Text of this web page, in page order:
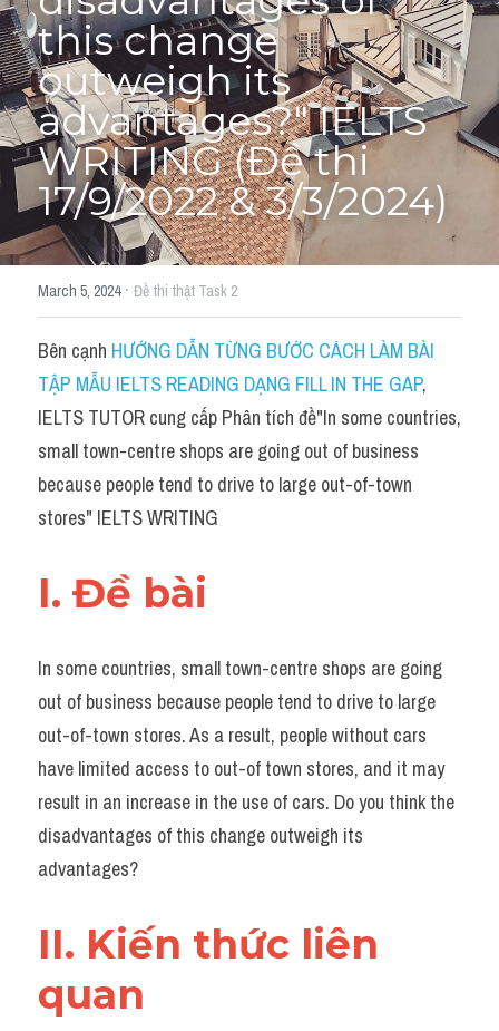
Du học Cấp Ba
Đề thi thật Task 1
Adv
Cách dùng từ
Task 1
Phân biệt từ
Advice
IELTS Advice
Đề thi thật Task 2
Speaking
Writing
Vocabulary
this change
outweigh its
advantages?" IELTS
WRITING (Đề thi
17/9/2022 & 3/3/2024)
March 5, 2024· Đề thi thật Task 2
Bên cạnh HƯỚNG DẪN TỪNG BƯỚC CÁCH LÀM BÀI
TẬP MẪU IELTS READING DẠNG FILL IN THE GAP,
IELTS TUTOR cung cấp Phân tích đề"In some countries,
small town-centre shops are going out of business
because people tend to drive to large out-of-town
stores" IELTS WRITING
I. Đề bài
In some countries, small town-centre shops are going
out of business because people tend to drive to large
out-of-town stores. As a result, people without cars
have limited access to out-of town stores, and it may
result in an increase in the use of cars. Do you think the
disadvantages of this change outweigh its
advantages?
II. Kiến thức liên
quan